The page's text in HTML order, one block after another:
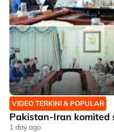
VIDEO TERKINI & POPULAR
Pakistan-Iran komited
1 day ago